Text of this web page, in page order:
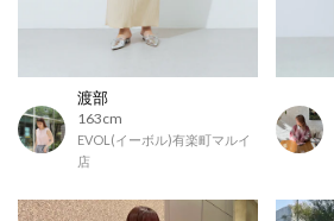
渡部
163cm
EVOL(イーボル)有楽町マルイ
店